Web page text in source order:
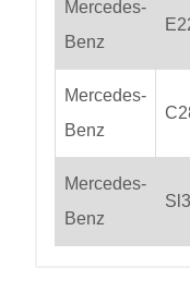
Mercedes-
Benz
Mercedes-
Benz
Mercedes-
Benz